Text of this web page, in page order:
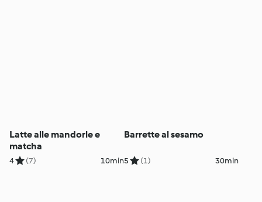
Latte alle mandorle e
matcha
4 (7) 10min
Barrette al sesamo
5 (1) 30min